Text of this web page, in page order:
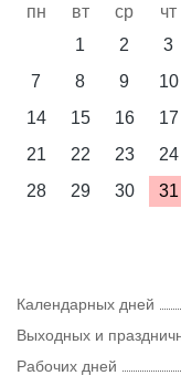
пн вт ср чт
1
2 3
7
8 9 10
14
15 16 17
21
22 23 24
28
29 30 31
Календарных дней
Выходных и
Рабочих дней